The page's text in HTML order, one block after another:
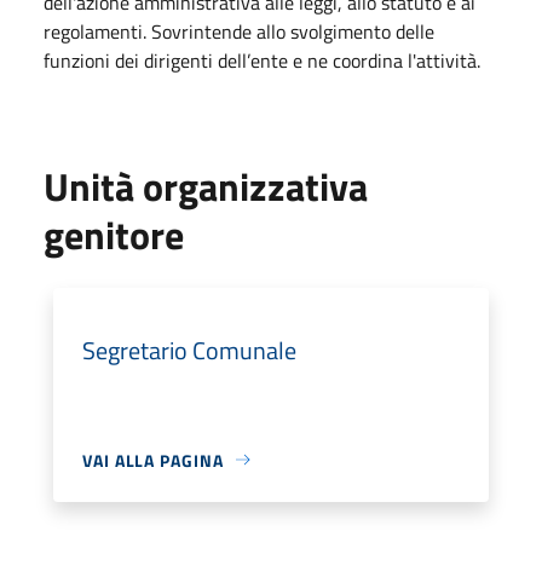
regolamenti. Sovrintende allo svolgimento delle
funzioni dei dirigenti dell’ente e ne coordina l'attività.
Unità organizzativa
genitore
Segretario Comunale
VAI ALLA PAGINA